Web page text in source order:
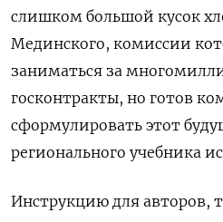
слишком большой кусок
Мединского, комиссии
заниматься за
госконтракты, но готов
сформулировать этот
регионального учебника
Инструкцию для авторов,